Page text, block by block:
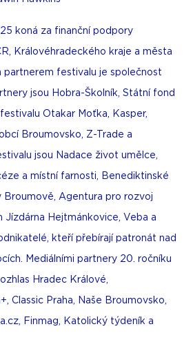
koná za finanční podpory
Královéhradeckého kraje a města
partnerem festivalu je společnost
jsou Hobra-Školník, Státní fond
Otakar Moťka, Kasper,
Broumovsko, Z-Trade a
jsou Nadace život umělce,
a místní farnosti, Benediktinské
Broumově, Agentura pro rozvoj
Jízdárna Hejtmánkovice, Veba a
kteří přebírají patronát nad
Mediálními partnery 20. ročníku
Hradec Králové,
Classic Praha, Naše Broumovsko,
Finmag, Katolický týdeník a